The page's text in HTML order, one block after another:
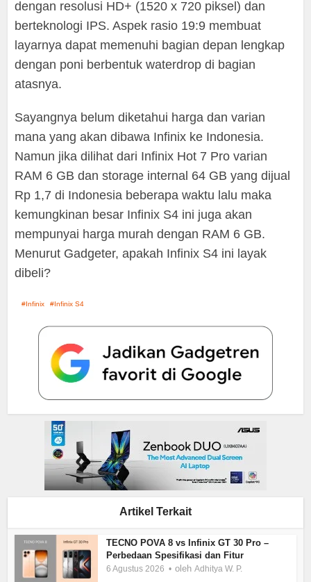
dengan resolusi HD+ (1520 x 720 piksel) dan
berteknologi IPS. Aspek rasio 19:9 membuat
layarnya dapat memenuhi bagian depan lengkap
dengan poni berbentuk waterdrop di bagian
atasnya.
Sayangnya belum diketahui harga dan varian
mana yang akan dibawa Infinix ke Indonesia.
Namun jika dilihat dari Infinix Hot 7 Pro varian
RAM 6 GB dan storage internal 64 GB yang dijual
Rp 1,7 di Indonesia beberapa waktu lalu maka
kemungkinan besar Infinix S4 ini juga akan
mempunyai harga murah dengan RAM 6 GB.
Menurut Gadgeter, apakah Infinix S4 ini layak
dibeli?
Infinix Infinix S4
Artikel Terkait
TECNO POVA 8 vs Infinix GT 30 Pro –
Perbedaan Spesifikasi dan Fitur
6 Agustus 2026 olehAdhitya W. P.